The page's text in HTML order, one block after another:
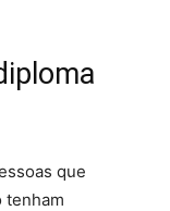
que
tenham